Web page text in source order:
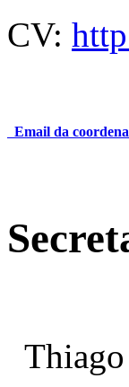
CV:
Email da